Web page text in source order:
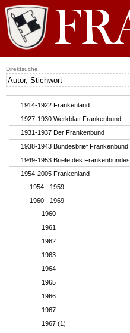
1914-1922 Frankenland
1927-1930 Werkblatt Frankenbund
1931-1937 Der Frankenbund
1938-1943 Bundesbrief Frankenbund
1949-1953 Briefe des Frankenbundes
1954-2005 Frankenland
1954 - 1959
1960 - 1969
1960
1961
1962
1963
1964
1965
1966
1967
1967 (1)
Direktsuche